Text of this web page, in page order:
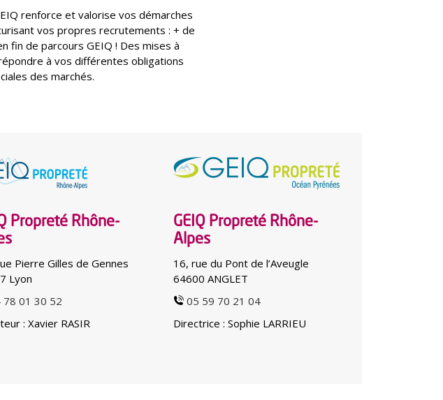
renforce et valorise vos démarches
vos propres recrutements : + de
fin de parcours GEIQ ! Des mises à
à vos différentes obligations
des marchés.
Propreté Rhône-
Pierre Gilles de Gennes
Lyon
78 01 30 52
: Xavier RASIR
GEIQ Propreté Rhône-
Alpes
16, rue du Pont de l’Aveugle
64600 ANGLET
05 59 70 21 04
Directrice : Sophie LARRIEU